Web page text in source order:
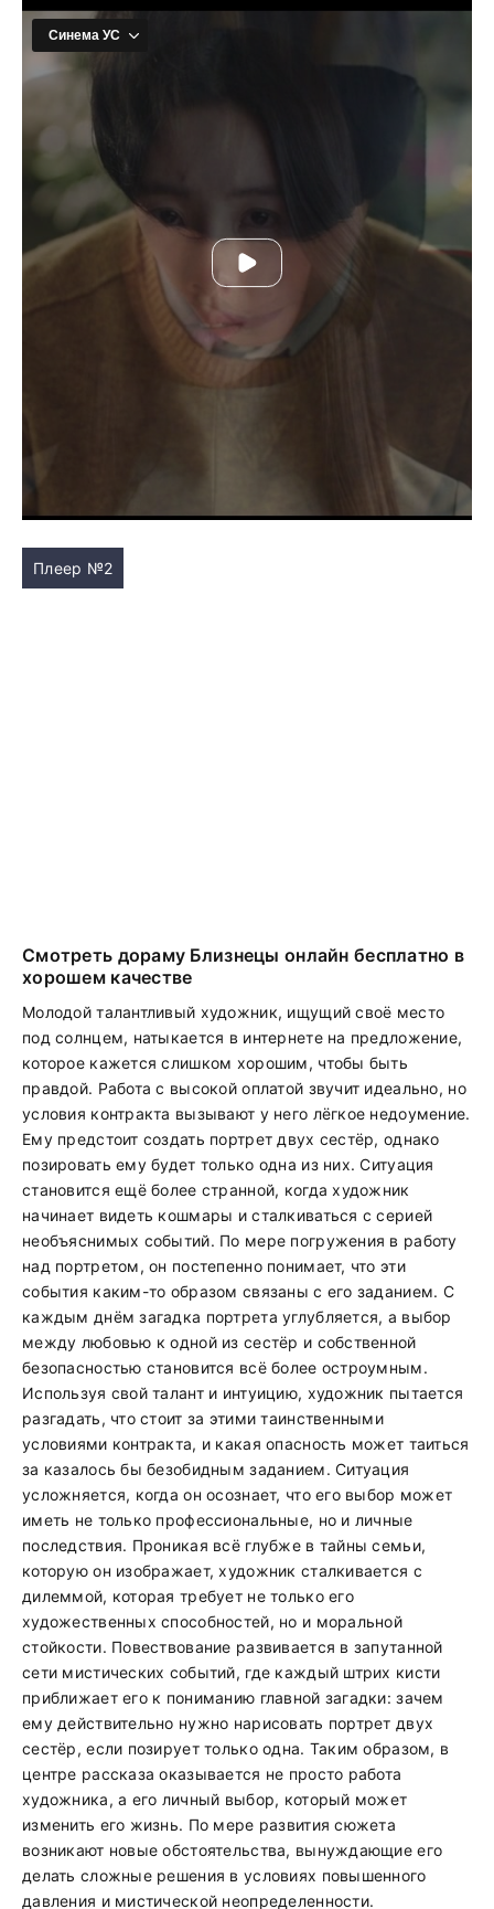
Плеер №2
Смотреть дораму Близнецы онлайн бесплатно в
хорошем качестве
Молодой талантливый художник, ищущий своё место
под солнцем, натыкается в интернете на предложение,
которое кажется слишком хорошим, чтобы быть
правдой. Работа с высокой оплатой звучит идеально, но
условия контракта вызывают у него лёгкое недоумение.
Ему предстоит создать портрет двух сестёр, однако
позировать ему будет только одна из них. Ситуация
становится ещё более странной, когда художник
начинает видеть кошмары и сталкиваться с серией
необъяснимых событий. По мере погружения в работу
над портретом, он постепенно понимает, что эти
события каким-то образом связаны с его заданием. С
каждым днём загадка портрета углубляется, а выбор
между любовью к одной из сестёр и собственной
безопасностью становится всё более остроумным.
Используя свой талант и интуицию, художник пытается
разгадать, что стоит за этими таинственными
условиями контракта, и какая опасность может таиться
за казалось бы безобидным заданием. Ситуация
усложняется, когда он осознает, что его выбор может
иметь не только профессиональные, но и личные
последствия. Проникая всё глубже в тайны семьи,
которую он изображает, художник сталкивается с
дилеммой, которая требует не только его
художественных способностей, но и моральной
стойкости. Повествование развивается в запутанной
сети мистических событий, где каждый штрих кисти
приближает его к пониманию главной загадки: зачем
ему действительно нужно нарисовать портрет двух
сестёр, если позирует только одна. Таким образом, в
центре рассказа оказывается не просто работа
художника, а его личный выбор, который может
изменить его жизнь. По мере развития сюжета
возникают новые обстоятельства, вынуждающие его
делать сложные решения в условиях повышенного
давления и мистической неопределенности.